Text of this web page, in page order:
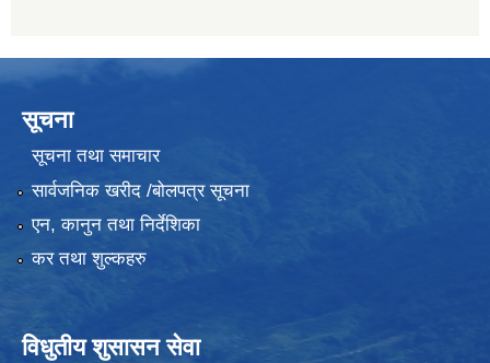
सूचना
सूचना तथा समाचार
सार्वजनिक खरीद /बोलपत्र सूचना
एन, कानुन तथा निर्देशिका
कर तथा शुल्कहरु
विधुतीय शुसासन सेवा